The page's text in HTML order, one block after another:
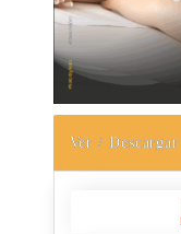
Ver / Descargar